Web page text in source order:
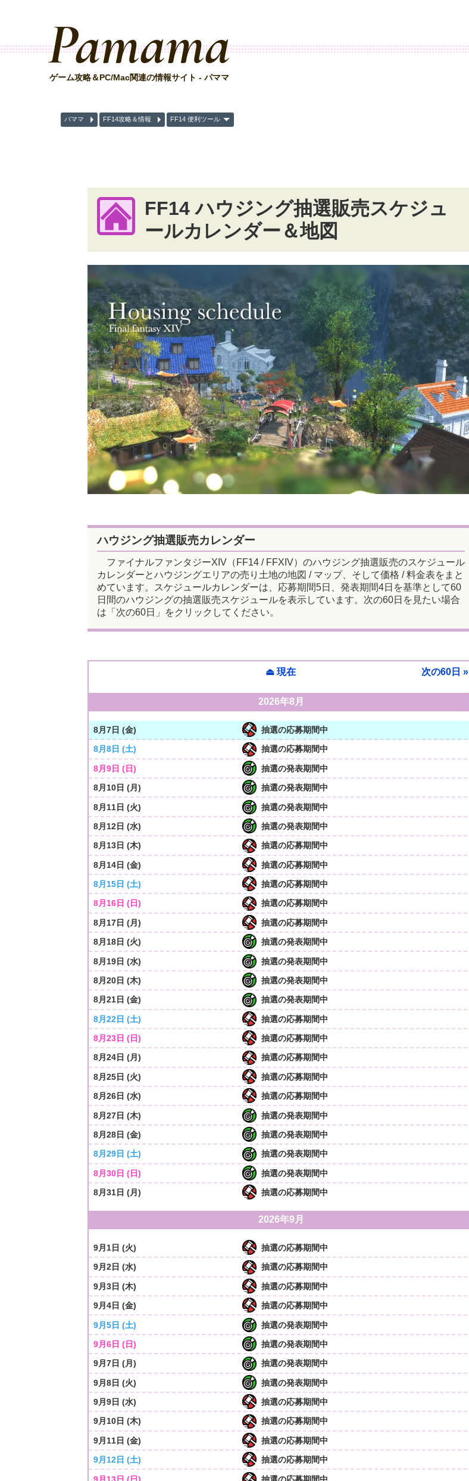
Pamama
ゲーム攻略＆PC/Mac関連の情報サイト - パママ
パママ FF14攻略＆情報 FF14 便利ツール
FF14 ハウジング抽選販売スケジュ
ールカレンダー＆地図
ハウジング抽選販売カレンダー
ファイナルファンタジーXIV（FF14 / FFXIV）のハウジング抽選販売のスケジュール
カレンダーとハウジングエリアの売り土地の地図 / マップ、そして価格 / 料金表をまと
めています。スケジュールカレンダーは、応募期間5日、発表期間4日を基準として60
日間のハウジングの抽選販売スケジュールを表示しています。次の60日を見たい場合
は「次の60日」をクリックしてください。
⏏ 現在 次の60日 »
2026年8月
8月7日 (金) 抽選の応募期間中
8月8日 (土) 抽選の応募期間中
8月9日 (日) 抽選の発表期間中
8月10日 (月) 抽選の発表期間中
8月11日 (火) 抽選の発表期間中
8月12日 (水) 抽選の発表期間中
8月13日 (木) 抽選の応募期間中
8月14日 (金) 抽選の応募期間中
8月15日 (土) 抽選の応募期間中
8月16日 (日) 抽選の応募期間中
8月17日 (月) 抽選の応募期間中
8月18日 (火) 抽選の発表期間中
8月19日 (水) 抽選の発表期間中
8月20日 (木) 抽選の発表期間中
8月21日 (金) 抽選の発表期間中
8月22日 (土) 抽選の応募期間中
8月23日 (日) 抽選の応募期間中
8月24日 (月) 抽選の応募期間中
8月25日 (火) 抽選の応募期間中
8月26日 (水) 抽選の応募期間中
8月27日 (木) 抽選の発表期間中
8月28日 (金) 抽選の発表期間中
8月29日 (土) 抽選の発表期間中
8月30日 (日) 抽選の発表期間中
8月31日 (月) 抽選の応募期間中
2026年9月
9月1日 (火) 抽選の応募期間中
9月2日 (水) 抽選の応募期間中
9月3日 (木) 抽選の応募期間中
9月4日 (金) 抽選の応募期間中
9月5日 (土) 抽選の発表期間中
9月6日 (日) 抽選の発表期間中
9月7日 (月) 抽選の発表期間中
9月8日 (火) 抽選の発表期間中
9月9日 (水) 抽選の応募期間中
9月10日 (木) 抽選の応募期間中
9月11日 (金) 抽選の応募期間中
9月12日 (土) 抽選の応募期間中
9月13日 (日) 抽選の応募期間中